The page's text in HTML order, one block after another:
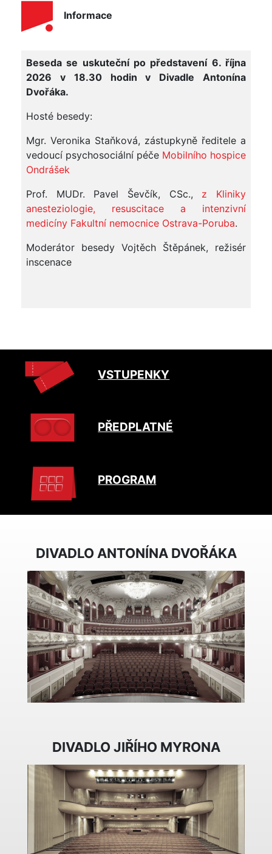
Informace
Beseda se uskuteční po představení 6. října
2026 v 18.30 hodin v Divadle Antonína
Dvořáka.
Hosté besedy:
Mgr. Veronika Staňková, zástupkyně ředitele a
vedoucí psychosociální péče Mobilního hospice
Ondrášek
Prof. MUDr. Pavel Ševčík, CSc., z Kliniky
anesteziologie, resuscitace a intenzivní
medicíny Fakultní nemocnice Ostrava-Poruba.
Moderátor besedy Vojtěch Štěpánek, režisér
inscenace
VSTUPENKY
PŘEDPLATNÉ
PROGRAM
DIVADLO ANTONÍNA DVOŘÁKA
DIVADLO JIŘÍHO MYRONA